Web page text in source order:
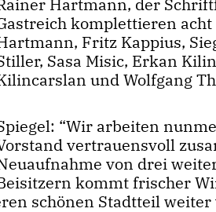
Hartmann, der
komplettieren
Fritz Kappius,
Sasa Misic, Erkan
und Wolfgang
“Wir arbeiten
vertrauensvoll
von drei
kommt frischer
schönen Stadtteil